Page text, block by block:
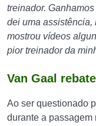
treinador.
dei uma assistência,
mostrou vídeos
pior treinador da
Van Gaal
Ao ser questionado
durante a passagem